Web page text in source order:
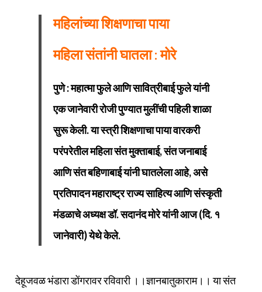
महिलांच्या शिक्षणाचा पाया
महिला संतांनी घातला : मोरे
पुणे : महात्मा फुले आणि सावित्रीबाई फुले यांनी
एक जानेवारी रोजी पुण्यात मुलींची पहिली शाळा
सुरू केली. या स्त्री शिक्षणाचा पाया वारकरी
परंपरेतील महिला संत मुक्ताबाई, संत जनाबाई
आणि संत बहिणाबाई यांनी घातलेला आहे, असे
प्रतिपादन महाराष्ट्र राज्य साहित्य आणि संस्कृती
मंडळाचे अध्यक्ष डॉ. सदानंद मोरे यांनी आज (दि. १
जानेवारी) येथे केले.
देहूजवळ भंडारा डोंगरावर रविवारी ।।ज्ञानबातुकाराम।। या संत